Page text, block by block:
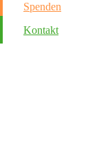
Spenden
Kontakt